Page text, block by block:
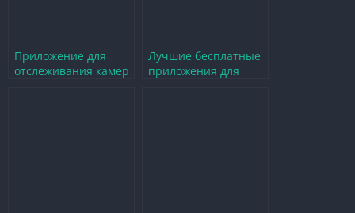
Приложение для
отслеживания камер
Лучшие бесплатные
приложения для